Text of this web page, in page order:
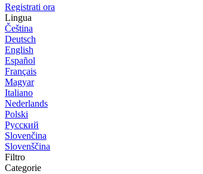
Registrati ora
Lingua
Čeština
Deutsch
English
Español
Français
Magyar
Italiano
Nederlands
Polski
Русский
Slovenčina
Slovenščina
Filtro
Categorie